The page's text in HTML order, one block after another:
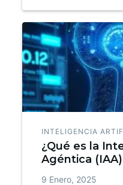
INTELIGENCIA
¿Qué es la
Agéntica
9 Enero, 2025